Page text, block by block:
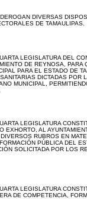
DIVERSAS
DE TAMAULIPAS.
LEGISLATURA DEL
DE REYNOSA,
PARA EL ESTADO DE
DICTADAS POR
MUNICIPAL,
LEGISLATURA
AL
RUBROS EN
PÚBLICA DEL
SOLICITADA POR LOS
LEGISLATURA
DE COMPETENCIA,